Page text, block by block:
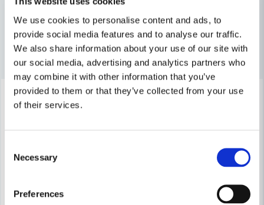
We use cookies to personalise content and ads, to
provide social media features and to analyse our traffic.
We also share information about your use of our site with
our social media, advertising and analytics partners who
may combine it with other information that you’ve
provided to them or that they’ve collected from your use
of their services.
Selection
Necessary
Preferences
Ja, ni får publicera min fråga
Andra produkter i kategorin
-19% -16%